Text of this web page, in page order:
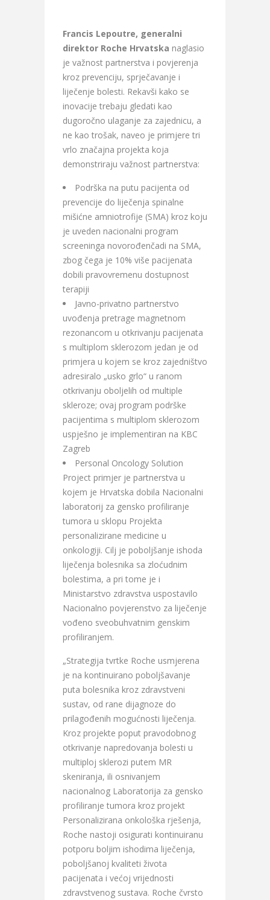
Francis Lepoutre, generalni
direktor Roche Hrvatska naglasio
je važnost partnerstva i povjerenja
kroz prevenciju, sprječavanje i
liječenje bolesti. Rekavši kako se
inovacije trebaju gledati kao
dugoročno ulaganje za zajednicu, a
ne kao trošak, naveo je primjere tri
vrlo značajna projekta koja
demonstriraju važnost partnerstva:
Podrška na putu pacijenta od
prevencije do liječenja spinalne
mišićne amniotrofije (SMA) kroz koju
je uveden nacionalni program
screeninga novorođenčadi na SMA,
zbog čega je 10% više pacijenata
dobili pravovremenu dostupnost
terapiji
Javno-privatno partnerstvo
uvođenja pretrage magnetnom
rezonancom u otkrivanju pacijenata
s multiplom sklerozom jedan je od
primjera u kojem se kroz zajedništvo
adresiralo „usko grlo“ u ranom
otkrivanju oboljelih od multiple
skleroze; ovaj program podrške
pacijentima s multiplom sklerozom
uspješno je implementiran na KBC
Zagreb
Personal Oncology Solution
Project primjer je partnerstva u
kojem je Hrvatska dobila Nacionalni
laboratorij za gensko profiliranje
tumora u sklopu Projekta
personalizirane medicine u
onkologiji. Cilj je poboljšanje ishoda
liječenja bolesnika sa zloćudnim
bolestima, a pri tome je i
Ministarstvo zdravstva uspostavilo
Nacionalno povjerenstvo za liječenje
vođeno sveobuhvatnim genskim
profiliranjem.
„Strategija tvrtke Roche usmjerena
je na kontinuirano poboljšavanje
puta bolesnika kroz zdravstveni
sustav, od rane dijagnoze do
prilagođenih mogućnosti liječenja.
Kroz projekte poput pravodobnog
otkrivanje napredovanja bolesti u
multiploj sklerozi putem MR
skeniranja, ili osnivanjem
nacionalnog Laboratorija za gensko
profiliranje tumora kroz projekt
Personalizirana onkološka rješenja,
Roche nastoji osigurati kontinuiranu
potporu boljim ishodima liječenja,
poboljšanoj kvaliteti života
pacijenata i većoj vrijednosti
zdravstvenog sustava. Roche čvrsto